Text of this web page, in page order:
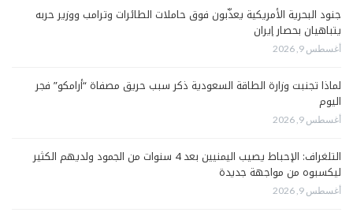
جنود البحرية الأمريكية يعذّبون فوق حاملات الطائرات وترامب ووزير حربه
يتباهيان بحصار إيران
أغسطس 9, 2026
لماذا تجنبت وزارة الطاقة السعودية ذكر سبب حريق مصفاة “أرامكو” فجر
اليوم
أغسطس 9, 2026
التلغراف: الإحباط يصيب اليمنيين بعد 4 سنوات من الجمود ولديهم الكثير
ليكسبوه من مواجهة جديدة
أغسطس 9, 2026